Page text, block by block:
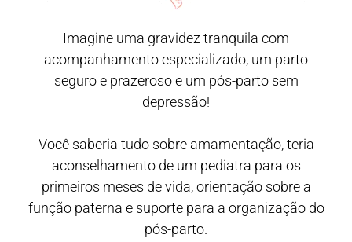
Imagine uma gravidez tranquila com
acompanhamento especializado, um parto
seguro e prazeroso e um pós-parto sem
depressão!
Você saberia tudo sobre amamentação, teria
aconselhamento de um pediatra para os
primeiros meses de vida, orientação sobre a
função paterna e suporte para a organização do
pós-parto.